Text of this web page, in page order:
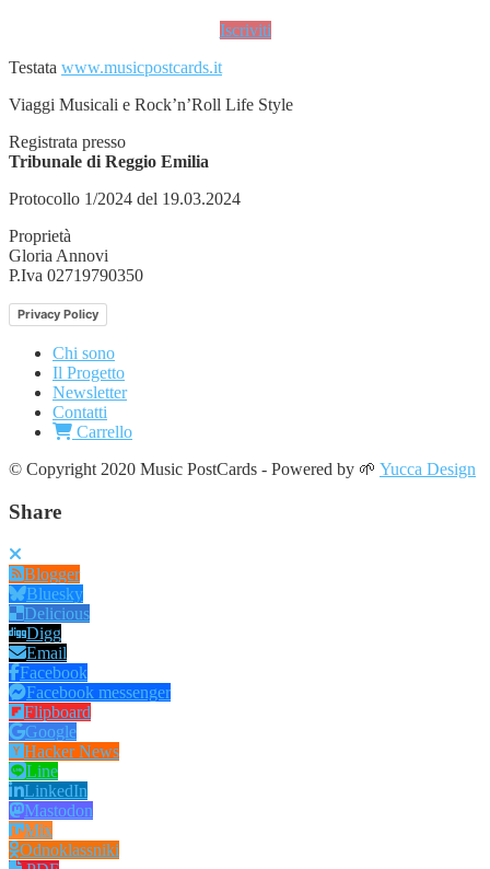
Iscriviti
Testata www.musicpostcards.it
Viaggi Musicali e Rock’n’Roll Life Style
Registrata presso
Tribunale di Reggio Emilia
Protocollo 1/2024 del 19.03.2024
Proprietà
Gloria Annovi
P.Iva 02719790350
Privacy Policy
Chi sono
Il Progetto
Newsletter
Contatti
Carrello
© Copyright 2020 Music PostCards - Powered by 🌱 Yucca Design
Share
Blogger
Bluesky
Delicious
Digg
Email
Facebook
Facebook messenger
Flipboard
Google
Hacker News
Line
LinkedIn
Mastodon
Mix
Odnoklassniki